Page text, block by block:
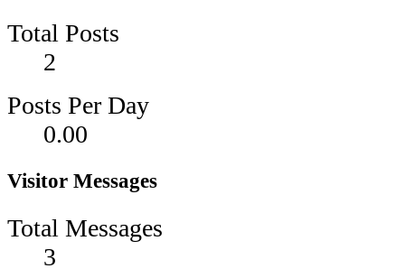
Total Posts
2
Posts Per Day
0.00
Visitor Messages
Total Messages
3